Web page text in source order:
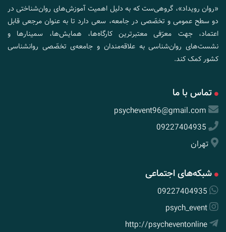
«روان رویداد»، گروهی‌ست که به دلیل اهمیت آموزش‌های روان‌شناختی در
دو سطح عمومی و تخصّصی در جامعه، سعی دارد تا به عنوان مرجعی قابل
اعتماد، جهت معرّفی معتبرترین کارگاه‌ها، همایش‌ها، سمینارها و
نشست‌های روان‌شناسی به علاقه‌مندان و جامعه‌ی تخصّصی روانشناسی
کشور کمک کند.
تماس با ما
psychevent96@gmail.com
09227404935
تهران
شبکه‌های اجتماعی
09227404935
psych_event
http://psycheventonline